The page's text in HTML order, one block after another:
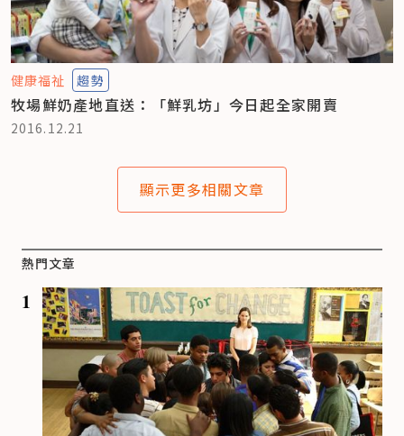
健康福祉 趨勢
牧場鮮奶產地直送：「鮮乳坊」今日起全家開賣
2016.12.21
顯示更多相關文章
熱門文章
1